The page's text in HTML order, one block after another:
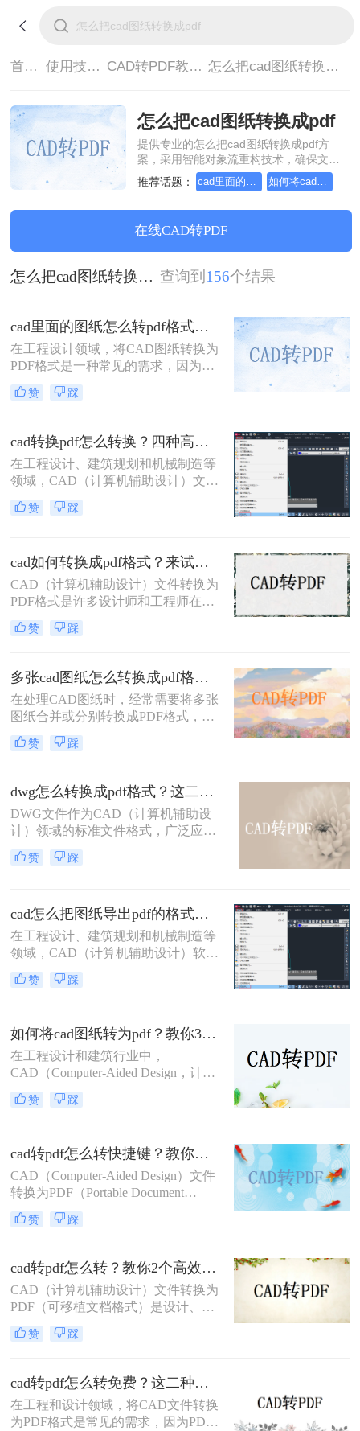
首页> 使用技巧> CAD转PDF教程> 怎么把cad图纸转换成pdf
怎么把cad图纸转换成pdf
提供专业的怎么把cad图纸转换成pdf方
案，采用智能对象流重构技术，确保文档
1:1高保真还原且排版不乱码。支持一键批
量处理，全链路 SSL 加密保障隐私安全。
无需安装，高效办公。
推荐话题： cad里面的图纸怎么转pdf格式 如何将cad转成pdf格式，分享一种简单的方法
在线CAD转PDF
怎么把cad图纸转换成pdf 查询到 156个结果
cad里面的图纸怎么转pdf格式？试试这3种方法！
在工程设计领域，将CAD图纸转换为
PDF格式是一种常见的需求，因为
PDF格式具有跨平台兼容性好、文件
体积小、易于分享和打印等优点。那
本文将介绍三种将CAD图纸转换为
PDF的方法。
赞 踩
cad转换pdf怎么转换？四种高效方法详解，轻松搞定格式转换！
在工程设计、建筑规划和机械制造等
领域，CAD（计算机辅助设计）文件
是承载核心设计思想的数字载体。然
而，当需要向客户展示方案、进行图
原因在于，对方可能没有安装相应的
CAD软件，或者软件版本不兼容导致
显示错误，更存在被无意中修改的风
赞 踩
cad如何转换成pdf格式？来试试这三种方法吧！
CAD（计算机辅助设计）文件转换为
PDF格式是许多设计师和工程师在日
常工作中经常遇到的需求。PDF格式
因其跨平台兼容性和不可编辑性，成
那么CAD如何转换成PDF格式呢？本
文将介绍四种将CAD文件转换为PDF
格式的方法。
赞 踩
多张cad图纸怎么转换成pdf格式？二种实用方法详解！
在处理CAD图纸时，经常需要将多张
图纸合并或分别转换成PDF格式，以
便于分享、存档或打印。那么多张cad
图纸怎么转换成pdf格式呢？本文将介
有效方法，帮助您更轻松地管理和分
发您的设计成果。
赞 踩
dwg怎么转换成pdf格式？这二种方法可以试试！
DWG文件作为CAD（计算机辅助设
计）领域的标准文件格式，广泛应用
于建筑、机械、电子等设计领域。然
而，有时我们需要将这些DWG文件
呢？本文将介绍两种将DWG转换成
PDF格式的方法。
赞 踩
cad怎么把图纸导出pdf的格式？选择最适合你的高效方法！
在工程设计、建筑规划和机械制造等
领域，CAD（计算机辅助设计）软件
是不可或缺的工具。然而，CAD源文
件（如DWG）的查看和传播严重依
CAD图纸导出为通用的PDF格式成为
了标准流程。PDF文件能完美保留图
纸的矢量信息、图层、比例和布局，
开。那么cad怎么把图纸导出pdf的格
赞 踩
如何将cad图纸转为pdf？教你3种容易学会的方法!
在工程设计和建筑行业中，
CAD（Computer-Aided Design，计算
机辅助设计）图纸的共享和传输是一
项常见的需求。将CAD图纸转换为
那么如何将cad图纸转为pdf呢？本文
将介绍三种将CAD图纸转换为PDF的
方法，帮助您轻松完成这一任务。
赞 踩
cad转pdf怎么转快捷键？教你二种很容易学会的方法！
CAD（Computer-Aided Design）文件
转换为PDF（Portable Document
Format）格式，可以方便地进行文件
共享、打印和存档。那么cad转pdf怎
的CAD转PDF方法，帮助您快速实现
文件转换。
赞 踩
cad转pdf怎么转？教你2个高效转换方法！
CAD（计算机辅助设计）文件转换为
PDF（可移植文档格式）是设计、建
筑和工程领域常见的任务。PDF格式
不仅具有高度的兼容性和可读性，还
CAD转PDF怎么转呢？本文将介绍两
种将CAD文件转换为PDF的方法。
赞 踩
cad转pdf怎么转免费？这二种转换方法帮你解决！
在工程和设计领域，将CAD文件转换
为PDF格式是常见的需求，因为PDF